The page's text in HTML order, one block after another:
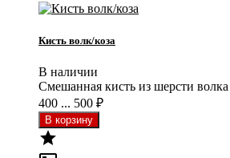
Кисть волк/коза
В наличии
Смешанная кисть из шерсти
400 ... 500 ₽
